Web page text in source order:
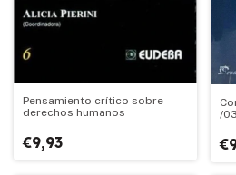
Pensamiento crítico sobre
derechos humanos
€9,93
/03